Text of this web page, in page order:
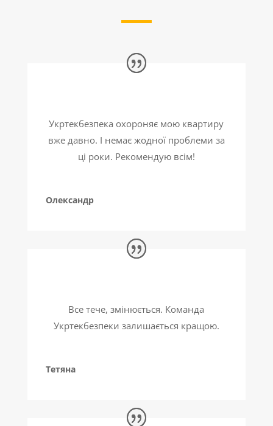
Укртекбезпека охороняє мою квартиру
вже давно. І немає жодної проблеми за
ці роки. Рекомендую всім!
Олександр
Все тече, змінюється. Команда
Укртекбезпеки залишається кращою.
Тетяна